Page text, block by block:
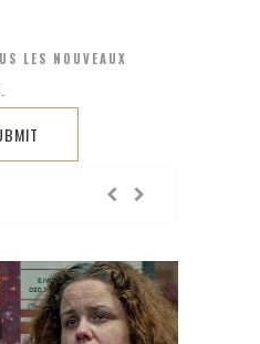
LES NOUVEAUX